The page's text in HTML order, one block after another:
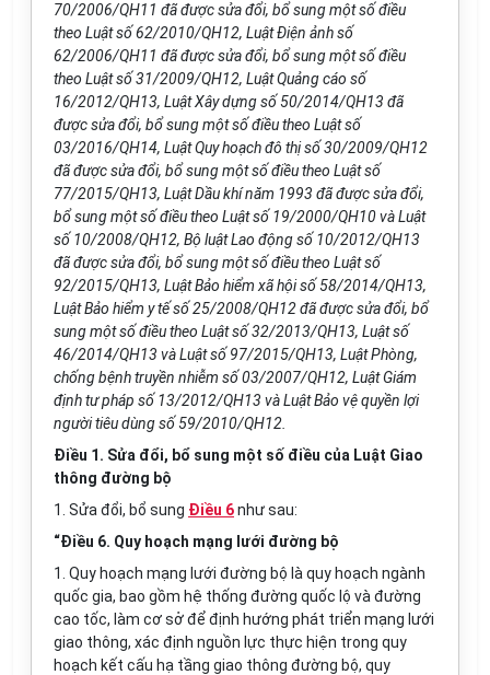
70/2006/QH11 đã được sửa đổi, bổ sung một số điều
theo Luật số 62/2010/QH12, Luật Điện ảnh số
62/2006/QH11 đã được sửa đổi, bổ sung một số điều
theo Luật số31/2009/QH12, Luật Quảng cáo số
16/2012/QH13, Luật Xây dựngsố50/2014/QH13 đã
được sửa đổi, bổ sung một số điều theo Luật số
03/2016/QH14, Luật Quy hoạch đô thị số30/2009/QH12
đã được sửa đổi, bổ sung một số điều theo Luật số
77/2015/QH13, Luật Dầu khínăm 1993 đã đượcsửa đổi,
bổ sung một số điều theo Luật số 19/2000/QH10 và Luật
số 10/2008/QH12, Bộ luật Lao động số 10/2012/QH13
đã được sửa đổi, bổ sung một số điều theo Luật số
92/2015/QH13, Luật Bảo hiểm xã hội số58/2014/QH13,
Luật Bảo hiểm y tế số 25/2008/QH12 đã được sửa đổi, bổ
sung một số điều theo Luật số 32/2013/QH13, Luật số
46/2014/QH13 và Luật số 97/2015/QH13, Luật Phòng,
chống bệnh truyền nhiễm số03/2007/QH12, Luật Giám
định tư pháp số 13/2012/QH13 và Luật Bảo vệ quyền lợi
người tiêu dùng số59/2010/QH12.
Điều 1. Sửa đổi, bổ sung một số điều của Luật Giao
thông đường bộ
1. Sửa đổi, bổ sung Điều 6như sau:
“Điều 6. Quy hoạch mạng lưới đường bộ
1. Quy hoạch mạng lưới đường bộ là quy hoạch ngành
quốc gia, bao gồm hệ thống đường quốc lộ và đường
cao tốc, làm cơ sở để định hướng phát triển mạng lưới
giao thông, xác định nguồn lực thực hiện trong quy
hoạch kết cấu hạ tầng giao thông đường bộ, quy